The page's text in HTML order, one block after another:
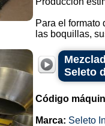
Para el formato
las boquillas,
Seleto
Código
Marca: Seleto